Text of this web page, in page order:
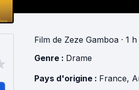
Film de Zeze Gamboa · 1
Genre : Drame
Pays d'origine : France,